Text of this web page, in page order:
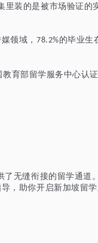
里装的是被市场验证的
领域，78.2%的毕业生
育部留学服务中心认
无缝衔接的留学通道
，助你开启新加坡留学